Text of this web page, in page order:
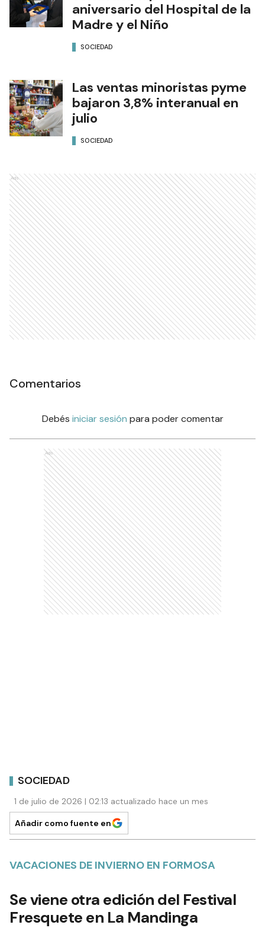
aniversario del Hospital de la
Madre y el Niño
SOCIEDAD
Las ventas minoristas pyme
bajaron 3,8% interanual en
julio
SOCIEDAD
Ads
Comentarios
Debés iniciar sesión para poder comentar
Ads
SOCIEDAD
1 de julio de 2026 | 02:13 actualizado hace un mes
Añadir como fuente en
VACACIONES DE INVIERNO EN FORMOSA
Se viene otra edición del Festival
Fresquete en La Mandinga